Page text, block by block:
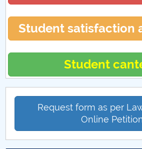
Student satisfaction
Student
Request form as per
Online